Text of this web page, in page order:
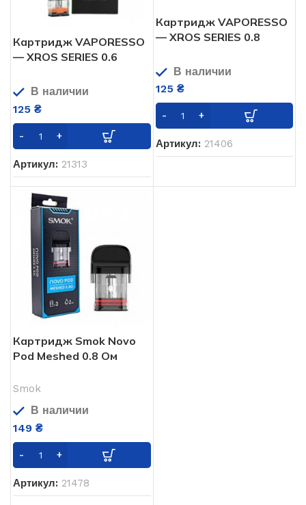
Картридж VAPORESSO
— XROS SERIES 0.6
В наличии
125 ₴
Артикул: 21313
Картридж VAPORESSO
— XROS SERIES 0.8
В наличии
125 ₴
Артикул: 21406
Картридж Smok Novo
Pod Meshed 0.8 Ом
Smok
В наличии
149 ₴
Артикул: 21478